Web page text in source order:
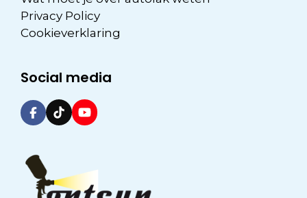
Privacy Policy
Cookieverklaring
Social media